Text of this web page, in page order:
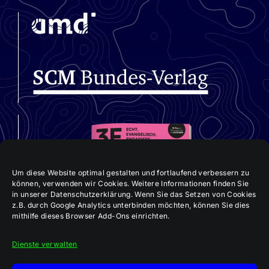
Um diese Website optimal gestalten und fortlaufend verbessern zu
können, verwenden wir Cookies. Weitere Informationen finden Sie
in unserer Datenschutzerklärung. Wenn Sie das Setzen von Cookies
z.B. durch Google Analytics unterbinden möchten, können Sie dies
mithilfe dieses Browser Add-Ons einrichten.
Dienste verwalten
Datenschutz
Impressum